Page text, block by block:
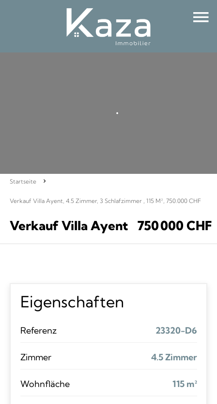
Startseite
Verkauf Villa Ayent, 4.5 Zimmer, 3 Schlafzimmer , 115 M², 750.000 CHF
Verkauf Villa Ayent 750 000 CHF
Eigenschaften
Referenz 23320-D6
Zimmer 4.5 Zimmer
Wohnfläche 115 m²